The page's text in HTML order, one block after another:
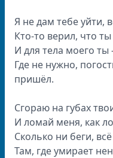
Я не дам тебе уйти,
Кто-то верил, что
И для тела моего
Где не нужно,
пришёл.
Сгораю на губах
И ломай меня, как
Сколько ни беги,
Там, где умирает